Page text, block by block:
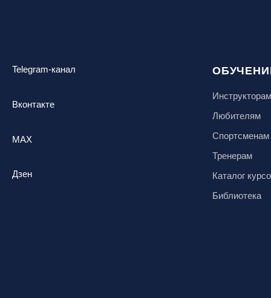
Telegram-канал
Вконтакте
MAX
Дзен
Инструкторам
Любителям
Спортсменам
Тренерам
Каталог
Библиотека